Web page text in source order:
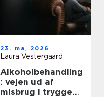
23. maj 2026
Laura Vestergaard
Alkoholbehandling
: vejen ud af
misbrug i trygge